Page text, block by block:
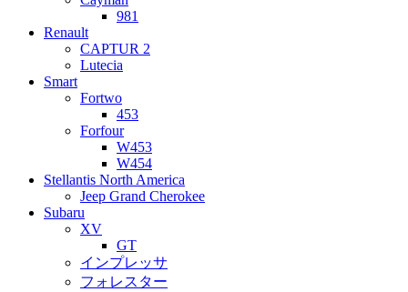
981
Renault
CAPTUR 2
Lutecia
Smart
Fortwo
453
Forfour
W453
W454
Stellantis North America
Jeep Grand Cherokee
Subaru
XV
GT
インプレッサ
フォレスター